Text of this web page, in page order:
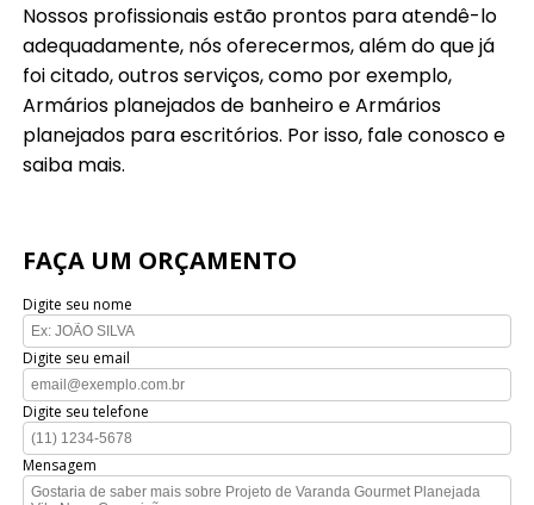
Nossos profissionais estão prontos para atendê-lo
adequadamente, nós oferecermos, além do que já
foi citado, outros serviços, como por exemplo,
Armários planejados de banheiro e Armários
planejados para escritórios. Por isso, fale conosco e
saiba mais.
FAÇA UM ORÇAMENTO
Digite seu nome
Digite seu email
Digite seu telefone
Mensagem